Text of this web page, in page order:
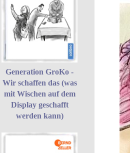
Generation GroKo -
Wir schaffen das (was
mit Wischen auf dem
Display geschafft
werden kann)